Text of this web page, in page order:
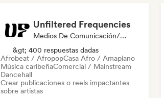
Unfiltered Frequencies
Medios De Comunicación/Periodista
&gt; 400 respuestas dadas
Afrobeat / AfropopCasa Afro / Amapiano
Música caribeñaComercial / Mainstream
Dancehall
Crear publicaciones o reels impactantes
sobre artistas